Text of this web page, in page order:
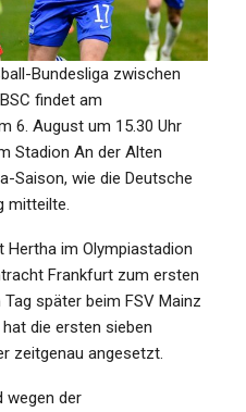
Bundesliga zwischen
findet am
6. August um 15.30 Uhr
Stadion An der Alten
Saison, wie die Deutsche
mitteilte.
im Olympiastadion
Frankfurt zum ersten
später beim FSV Mainz
hat die ersten sieben
zeitgenau angesetzt.
wegen der